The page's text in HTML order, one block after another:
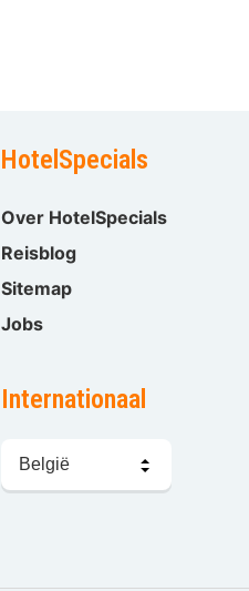
HotelSpecials
Over HotelSpecials
Reisblog
Sitemap
Jobs
Internationaal
kiezen